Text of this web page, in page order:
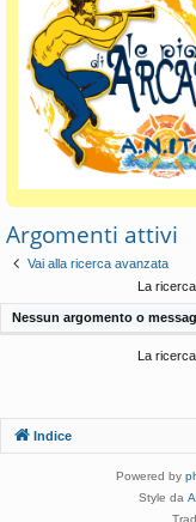
Argomenti attivi
Vai alla ricerca avanzata
La
Nessun argomento o
La
Indice
Powered by
Style da